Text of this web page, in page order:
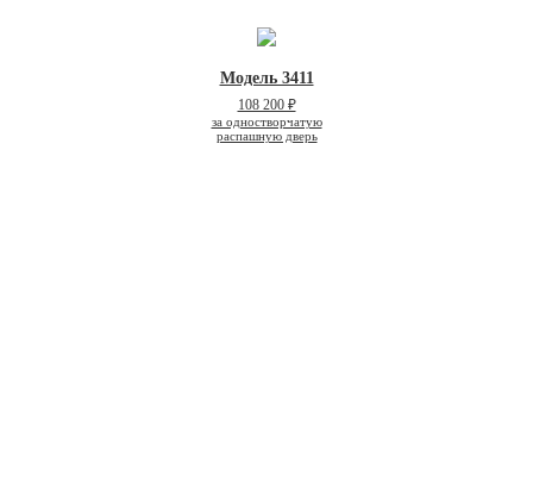
Модель 3411
108 200 ₽
за одностворчатую
распашную дверь